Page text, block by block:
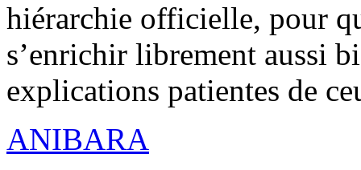
hiérarchie officielle, pour
s’enrichir librement aussi
explications patientes de
ANIBARA